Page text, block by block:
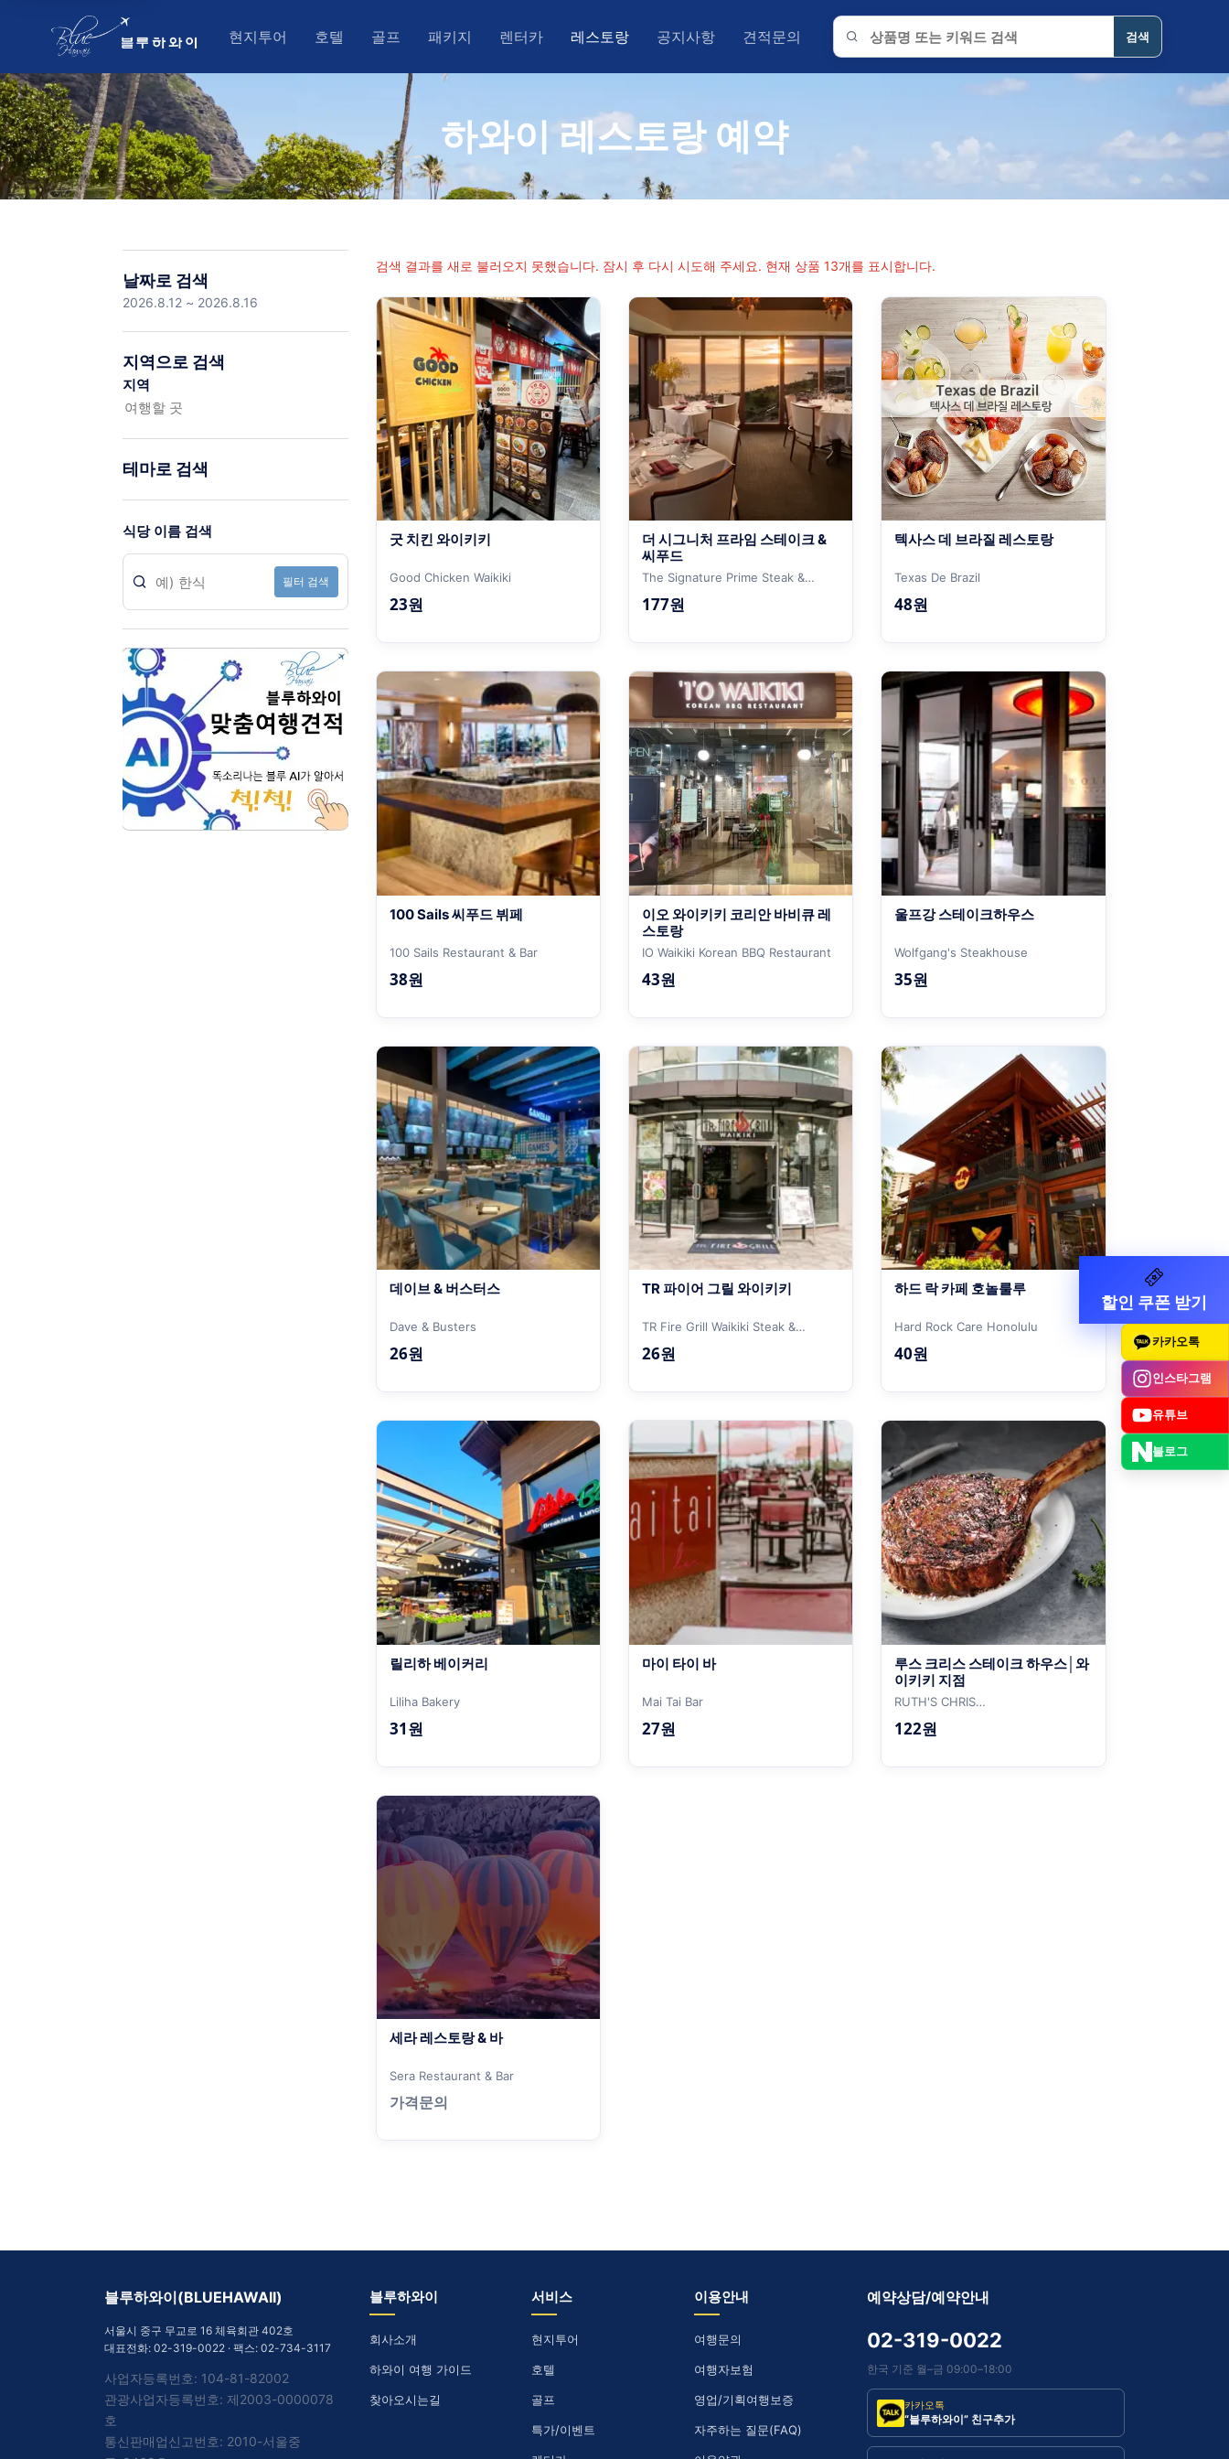
현지투어
스노클링 / 해양 스포츠
하늘 액티비티
루아우쇼
가이드 투어 (오아후,이웃섬)
호텔
오아후(와이키키)
카우아이
빅아일랜드
마우이
골프
오아후(와이키키)
카우아이
빅아일랜드
마우이
패키지 렌터카 레스토랑
오아후(와이키키)
공지사항 견적문의
블루하와이 상품 검색
검색
하와이 레스토랑 예약
날짜로 검색
지역으로 검색
지역
테마로 검색
식당이름 검색
필터 검색
검색 결과를 새로 불러오지 못했습니다. 잠시 후 다시 시도해 주세요. 현재 상품 13개를 표시합니다.
굿 치킨 와이키키
Good Chicken Waikiki
23원
더 시그니처 프라임 스테이크 &
씨푸드
The Signature Prime Steak &
Seafood
177원
텍사스 데 브라질 레스토랑
Texas De Brazil
48원
100 Sails 씨푸드 뷔페
100 Sails Restaurant & Bar
38원
이오 와이키키 코리안 바비큐 레
스토랑
IO Waikiki Korean BBQ Restaurant
43원
울프강 스테이크하우스
Wolfgang's Steakhouse
35원
데이브 & 버스터스
Dave & Busters
26원
TR 파이어 그릴 와이키키
TR Fire Grill Waikiki Steak &
Seafood
26원
하드 락 카페 호놀룰루
Hard Rock Care Honolulu
40원
릴리하 베이커리
Liliha Bakery
31원
마이 타이 바
Mai Tai Bar
27원
루스 크리스 스테이크 하우스│와
이키키 지점
RUTH'S CHRIS
122원
세라 레스토랑 & 바
Sera Restaurant & Bar
가격문의
블루하와이(BLUEHAWAII)
서울시 중구 무교로 16 체육회관 402호
대표전화: 02-319-0022 · 팩스: 02-734-3117
사업자등록번호: 104-81-82002
관광사업자등록번호: 제2003-0000078
호
통신판매업신고번호: 2010-서울중
블루하와이
회사소개
하와이 여행 가이드
찾아오시는길
서비스
현지투어
호텔
골프
특가/이벤트
이용안내
여행문의
여행자보험
영업/기획여행보증
자주하는 질문(FAQ)
예약상담/예약안내
02-319-0022
한국 기준 월–금 09:00–18:00
카카오톡
“블루하와이” 친구추가
할인 쿠폰 받기
카카오톡
인스타그램
유튜브
블로그